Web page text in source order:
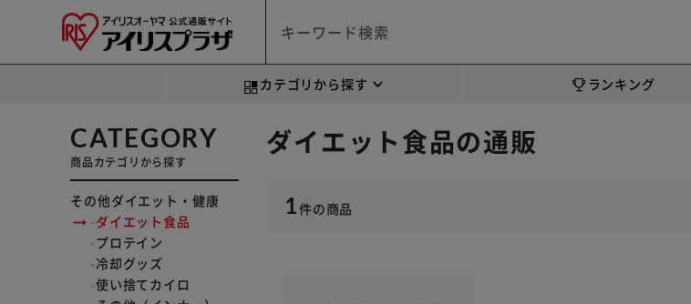
カテゴリから探す ランキング
CATEGORY
商品カテゴリから探す
その他ダイエット・健康
ダイエット食品
プロテイン
冷却グッズ
使い捨てカイロ
ダイエット食品の通販
1件の商品